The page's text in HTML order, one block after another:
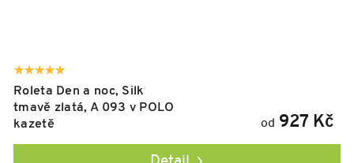
Roleta Den a noc, Silk
tmavě zlatá, A 093 v POLO
kazetě
od 927 Kč